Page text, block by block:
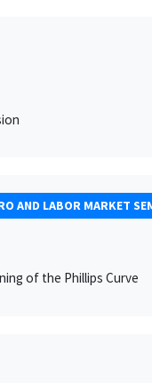
AND LABOR MARKET
of the Phillips Curve